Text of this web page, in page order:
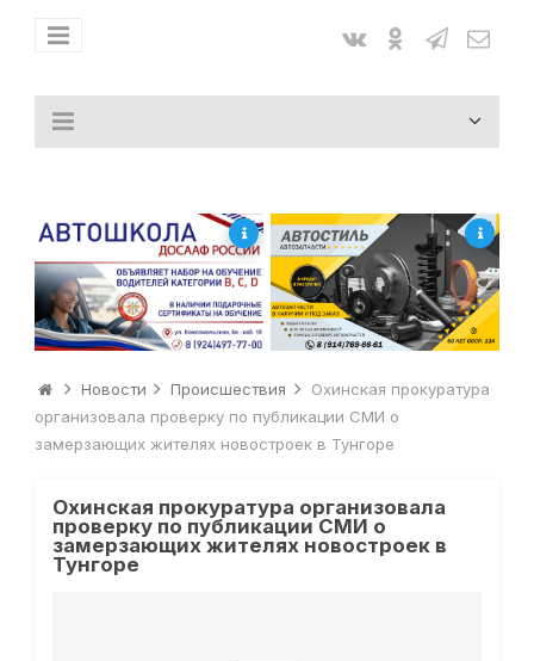
Новости Происшествия
Охинская прокуратура
организовала проверку по публикации СМИ о
замерзающих жителях новостроек в Тунгоре
Охинская прокуратура организовала
проверку по публикации СМИ о
замерзающих жителях новостроек в
Тунгоре